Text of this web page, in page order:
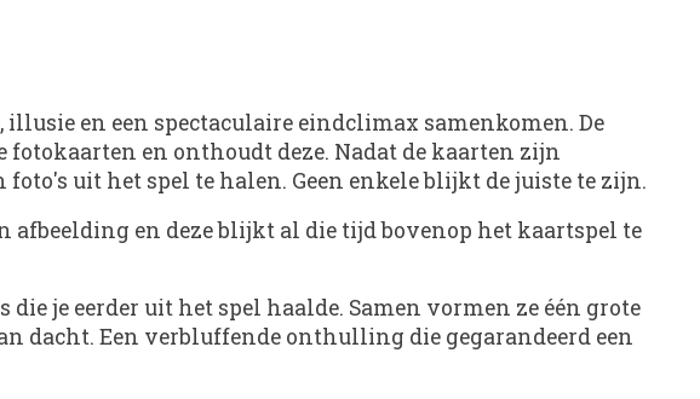
en een spectaculaire eindclimax samenkomen. De
en onthoudt deze. Nadat de kaarten zijn
uit het spel te halen. Geen enkele blijkt de juiste te zijn.
afbeelding en deze blijkt al die tijd bovenop het kaartspel te
je eerder uit het spel haalde. Samen vormen ze één grote
dacht. Een verbluffende onthulling die gegarandeerd een